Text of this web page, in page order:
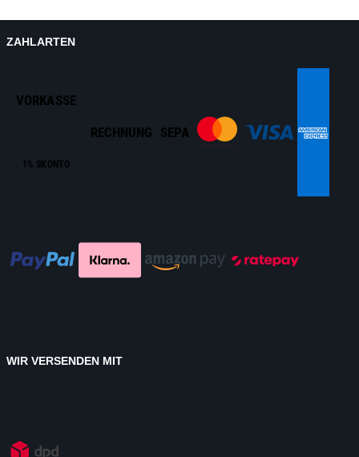
ZAHLARTEN
VORKASSE
1% SKONTO
RECHNUNG SEPA
WIR VERSENDEN MIT